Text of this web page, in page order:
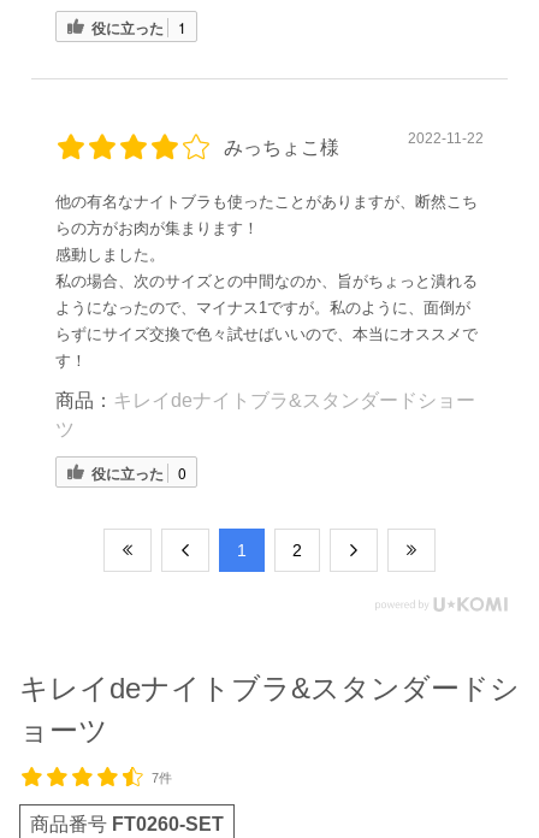
役に立った 1
みっちょこ様 2022-11-22
他の有名なナイトブラも使ったことがありますが、断然こち
らの方がお肉が集まります！
感動しました。
私の場合、次のサイズとの中間なのか、旨がちょっと潰れる
ようになったので、マイナス1ですが。私のように、面倒が
らずにサイズ交換で色々試せばいいので、本当にオススメで
す！
商品： キレイdeナイトブラ&スタンダードショー
ツ
役に立った 0
​1 ​2
キレイdeナイトブラ&スタンダードシ
ョーツ
7件
商品番号 FT0260-SET